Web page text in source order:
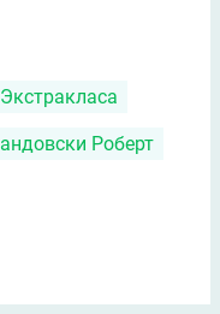
Роберт